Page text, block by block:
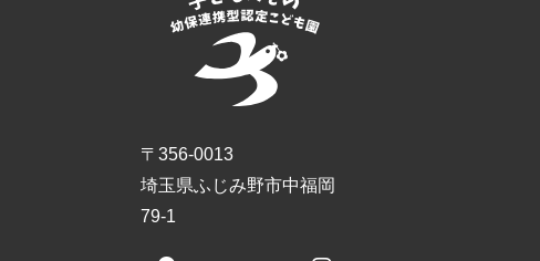
〒356-0013
埼玉県ふじみ野市中福岡
79-1